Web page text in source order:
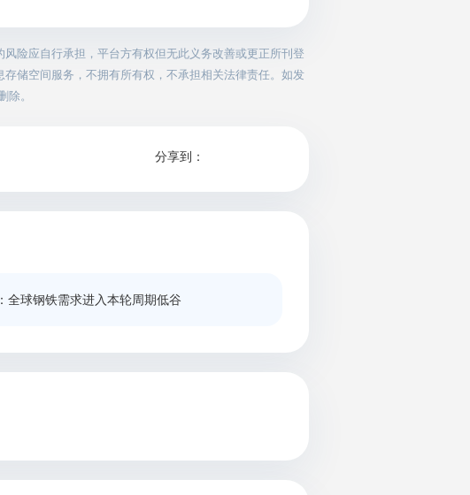
险应自行承担，平台方有权但无此义务改善或更正所刊登
储空间服务，不拥有所有权，不承担相关法律责任。如发
除。
分享到：
全球钢铁需求进入本轮周期低谷